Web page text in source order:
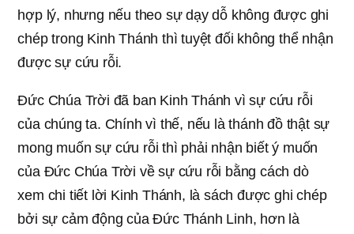
hợp lý, nhưng nếu theo sự dạy dỗ không được ghi
chép trong Kinh Thánh thì tuyệt đối không thể nhận
được sự cứu rỗi.
Đức Chúa Trời đã ban Kinh Thánh vì sự cứu rỗi
của chúng ta. Chính vì thế, nếu là thánh đồ thật sự
mong muốn sự cứu rỗi thì phải nhận biết ý muốn
của Đức Chúa Trời về sự cứu rỗi bằng cách dò
xem chi tiết lời Kinh Thánh, là sách được ghi chép
bởi sự cảm động của Đức Thánh Linh, hơn là